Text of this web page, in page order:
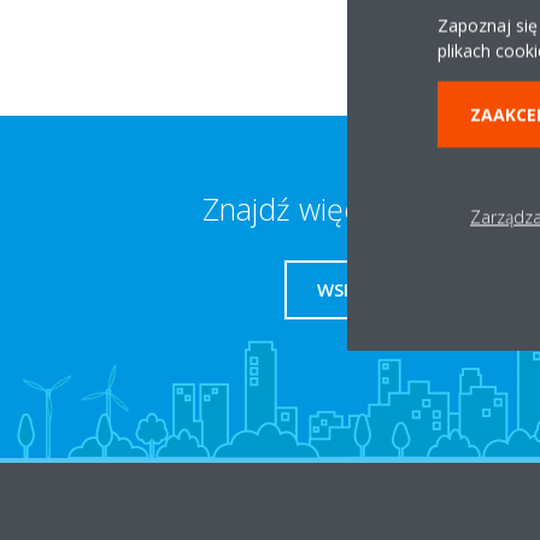
Znajdź więcej informacji
WSPARCIE
Zapoznaj
plikach